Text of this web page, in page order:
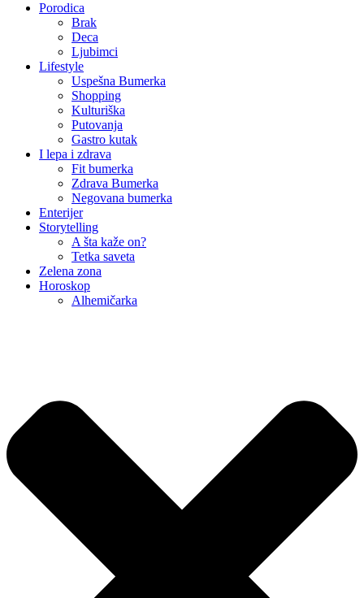
Porodica
Brak
Deca
Ljubimci
Lifestyle
Uspešna Bumerka
Shopping
Kulturiška
Putovanja
Gastro kutak
I lepa i zdrava
Fit bumerka
Zdrava Bumerka
Negovana bumerka
Enterijer
Storytelling
A šta kaže on?
Tetka saveta
Zelena zona
Horoskop
Alhemičarka